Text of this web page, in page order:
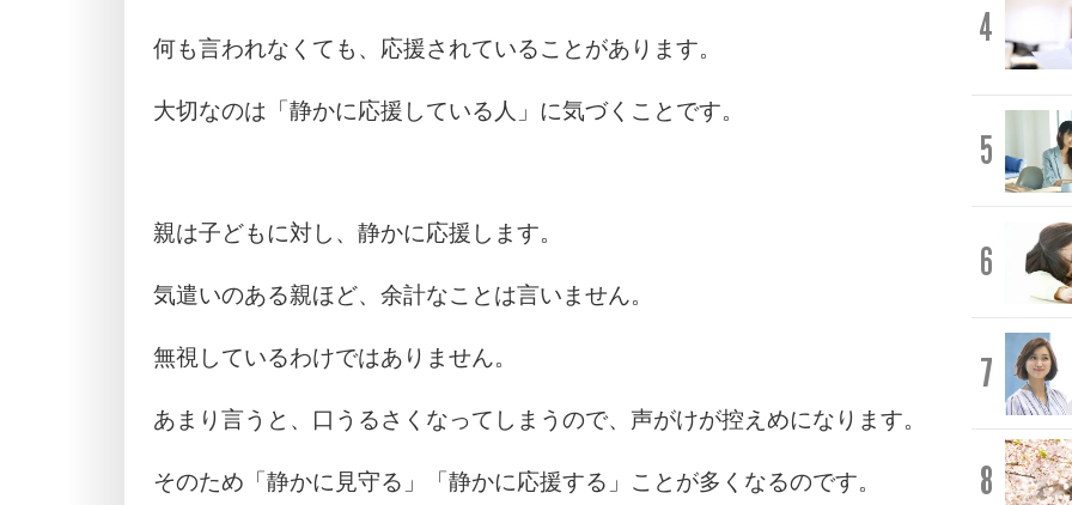
何も言われなくても、応援されていることがあります。
大切なのは「静かに応援している人」に気づくことです。
親は子どもに対し、静かに応援します。
気遣いのある親ほど、余計なことは言いません。
無視しているわけではありません。
あまり言うと、口うるさくなってしまうので、声がけが控えめになります。
そのため「静かに見守る」「静かに応援する」ことが多くなるのです。
4
5
6
7
8